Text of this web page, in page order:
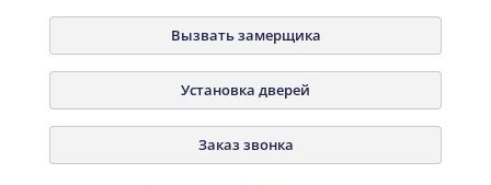
Вызвать замерщика
Установка дверей
Заказ звонка